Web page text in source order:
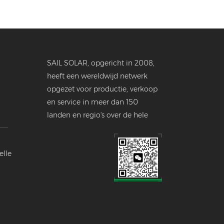
SAIL SOLAR, opgericht in 2008,
heeft een wereldwijd netwerk
opgezet voor productie, verkoop
en service in meer dan 150
landen en regio's over de hele